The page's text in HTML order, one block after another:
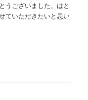
うございました。はと
ていただきたいと思い